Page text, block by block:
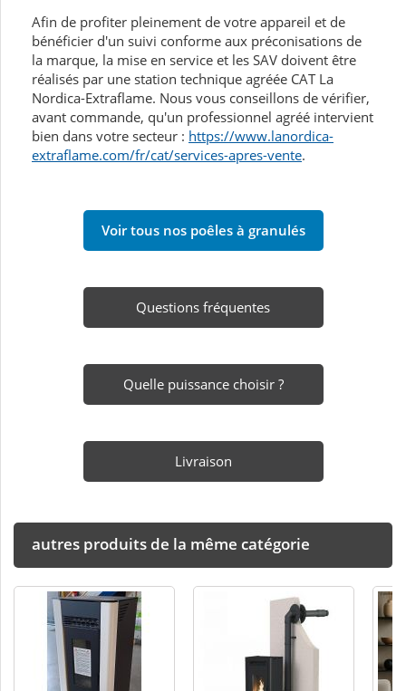
Afin de profiter pleinement de votre appareil et de
bénéficier d'un suivi conforme aux préconisations de
la marque, la mise en service et les SAV doivent être
réalisés par une station technique agréée CAT La
Nordica-Extraflame. Nous vous conseillons de vérifier,
avant commande, qu'un professionnel agréé intervient
bien dans votre secteur : https://www.lanordica-
extraflame.com/fr/cat/services-apres-vente.
Voir tous nos poêles à granulés
Questions fréquentes
Quelle puissance choisir ?
Livraison
autres produits de la même catégorie